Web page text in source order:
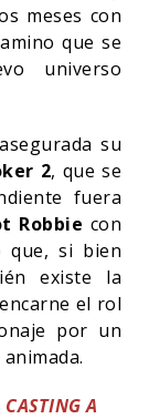
meses con
que se
universo
su
2, que se
fuera
Robbie con
que, si bien
existe la
el rol
por un
A